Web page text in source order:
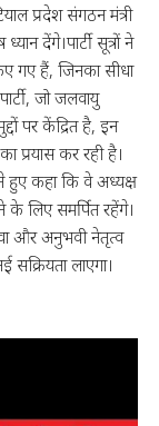
प्रदेश संगठन मंत्री
देंगे।पार्टी सूत्रों ने
गए हैं, जिनका सीधा
जो जलवायु
पर केंद्रित है, इन
प्रयास कर रही है।
हुए कहा कि वे अध्यक्ष
के लिए समर्पित रहेंगे।
और अनुभवी नेतृत्व
लाएगा।